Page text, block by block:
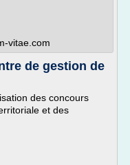
vitae.com
de gestion de
des concours
et des